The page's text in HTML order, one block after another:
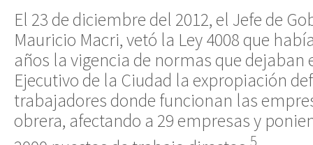
El 23 de diciembre del 2012, el Jefe de
Mauricio Macri, vetó la Ley 4008 que
años la vigencia de normas que
Ejecutivo de la Ciudad la expropiación
trabajadores donde funcionan las
obrera, afectando a 29 empresas y
5